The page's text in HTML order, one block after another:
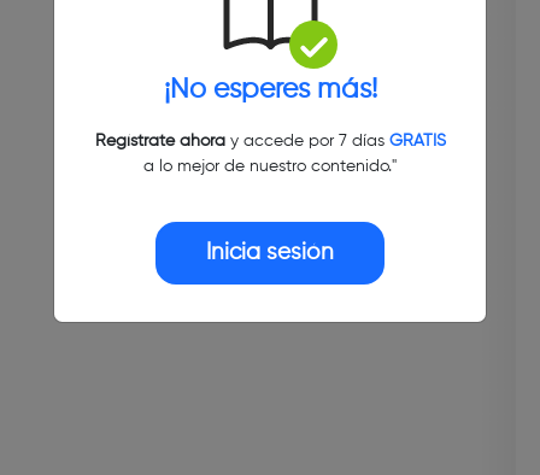
¡No esperes más!
Regístrate ahoray accede por 7 días GRATIS
a lo mejor de nuestro contenido."
Inicia sesión